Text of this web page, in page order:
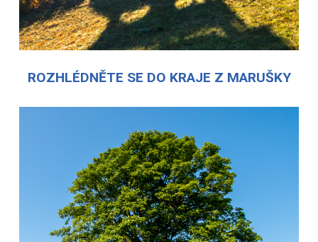
ROZHLÉDNĚTE SE DO KRAJE Z MARUŠKY